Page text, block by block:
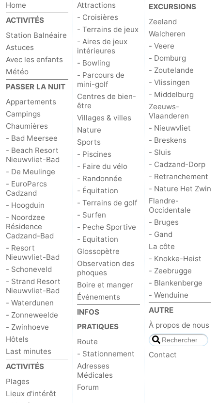
Nature
Zwin
Flandre-
Bruges
-
Gand
La
Knokke-
Heist
-
Zeebrugge
-
Blankenberge
-
Wenduine
Météo
Contact
Home
ACTIVITÉS
Station Balnéaire
Astuces
Avec les enfants
Météo
PASSER LA NUIT
Appartements
Campings
Chaumières
- Bad Meersee
- Beach Resort
Nieuwvliet-Bad
- De Meulinge
- EuroParcs
Cadzand
- Hoogduin
- Noordzee
Résidence
Cadzand-Bad
- Resort
Nieuwvliet-Bad
- Schoneveld
- Strand Resort
Nieuwvliet-Bad
- Waterdunen
- Zonneweelde
- Zwinhoeve
Hôtels
Last minutes
ACTIVITÉS
Plages
Lieux d'intérêt
Attractions
- Croisières
- Terrains de jeux
- Aires de jeux
intérieures
- Bowling
- Parcours de
mini-golf
Centres de bien-
être
Villages & villes
Nature
Sports
- Piscines
- Faire du vélo
- Randonnée
- Équitation
- Terrains de golf
- Surfen
- Peche Sportive
- Equitation
Glossopètre
Observation des
phoques
Boire et manger
Événements
INFOS
PRATIQUES
Route
- Stationnement
Adresses
Médicales
Forum
EXCURSIONS
Zeeland
Walcheren
- Veere
- Domburg
- Zoutelande
- Vlissingen
- Middelburg
Zeeuws-
Vlaanderen
- Nieuwvliet
- Breskens
- Sluis
- Cadzand-Dorp
- Retranchement
- Nature Het Zwin
Flandre-
Occidentale
- Bruges
- Gand
La côte
- Knokke-Heist
- Zeebrugge
- Blankenberge
- Wenduine
AUTRE
À propos de nous
Contact